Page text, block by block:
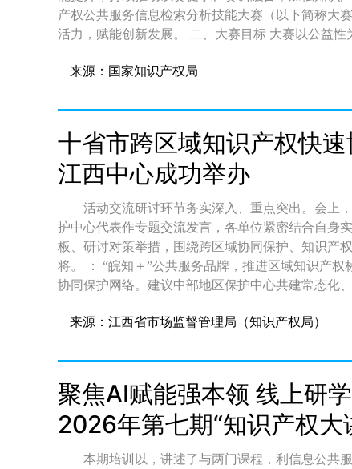
产权公共服务信息检索分析技能大赛（以下简称大赛）。现将相关
活力，赋能创新发展。 二、大赛目标 大赛以公益性为基本原则，秉持公平、公正理念，旨在通过赛事实现
务事业发展基础。 （二）助推能力提升。强化专利分析、导航与成果转化支撑，助力科技创新和产业创
事影响力，提升知识产权全链条服务效能。 三、大赛模式 本次大赛设置专业组、大众组两种形式。 （一）
专业组。围绕国家战略性产业、新兴产业、未来产
命题，重点考察知识产权公共服务机构工作人员
力。 （二）大众组。以网络知识竞赛等形式开展大众组线上答题。结合实际应用场景命题，侧重考察企事
业单位知识产权工作人员、高校师生等知识产权常识、基础检索与
人赛，严格执行回避制度，组织和保障赛事的单位
1）。 专业组参赛者为知识产权公共服务机构工作人员，不包括专门从事预审业务和代理业务的工作人员。
各省级知识产权管理部门负责做好专业组参赛人员的审核把关工作。 大众组参
人员、高校师生及其他符合条件人员。 五、赛事安排 （一）专业组。 1. 省级推荐。各省级知识产权管理部
门推荐6名知识产权公共服务机构优秀人员参加决
格进行确认，于2026年9月30日前将汇总后的推荐
在山东省济南市举行，分为现场上机笔试和现场答辩两个环节。 现场上机笔试环节
地、规定时间内，使用大赛指定的专利检索分析工
辩环节，选手现场阐述检索分析思路与方法，抽签
家评分、观众评价等确定获奖选手。 （二）大众组。 大众组线上答题注册报名工作将于专业组全国决赛开
赛前启动，各省级知识产权管理部门协助组织大众
步开展。 六、赛事平台 专业组决赛统一使用国家知识产权局专利检索及分析系统（网址：https://pss-
来源：国家知识产权局
十省市跨区域知识产权快
江西中心成功举办
活动交流研讨环节务实深入、重点突出。会上
护中心代表作专题交流发言，各单位紧密结合自身
板、研讨对策举措，围绕跨区域协同保护、知识产
将。 ： “皖知＋”公共服务品牌，推进区域知识产权标准互认，着力构建行政、司法、仲裁、调解相衔接的
协同保护网络。建议中部地区保护中心共建常态化
共同提升涉外保护能力。 ： “省局统筹、中心承办、地市落实”三级权责体系。构建“调解＋仲裁＋鉴定＋司
规范化水平稳步提升。将认真落实中部地区协同保护合
联动、四线协同”服务模式，统筹推进全省知识产
审统一规范；整合资源搭建海外维权协同平台，统
案例共研、业务互学，持续提升跨区域协同质效。 ： “一站式”服务工作，建立跨部门协同服务和用户资料
共享机制，基本做到“一个部门受理、所有部门跟踪
变。建议以统一标准推动预审案例与海外风险信
来源：江西省市场监督管理局（知识产权局）
聚焦AI赋能强本领 线上研
2026年第七期“知识产权大
本期培训以，讲述了与两门课程，利信息公共